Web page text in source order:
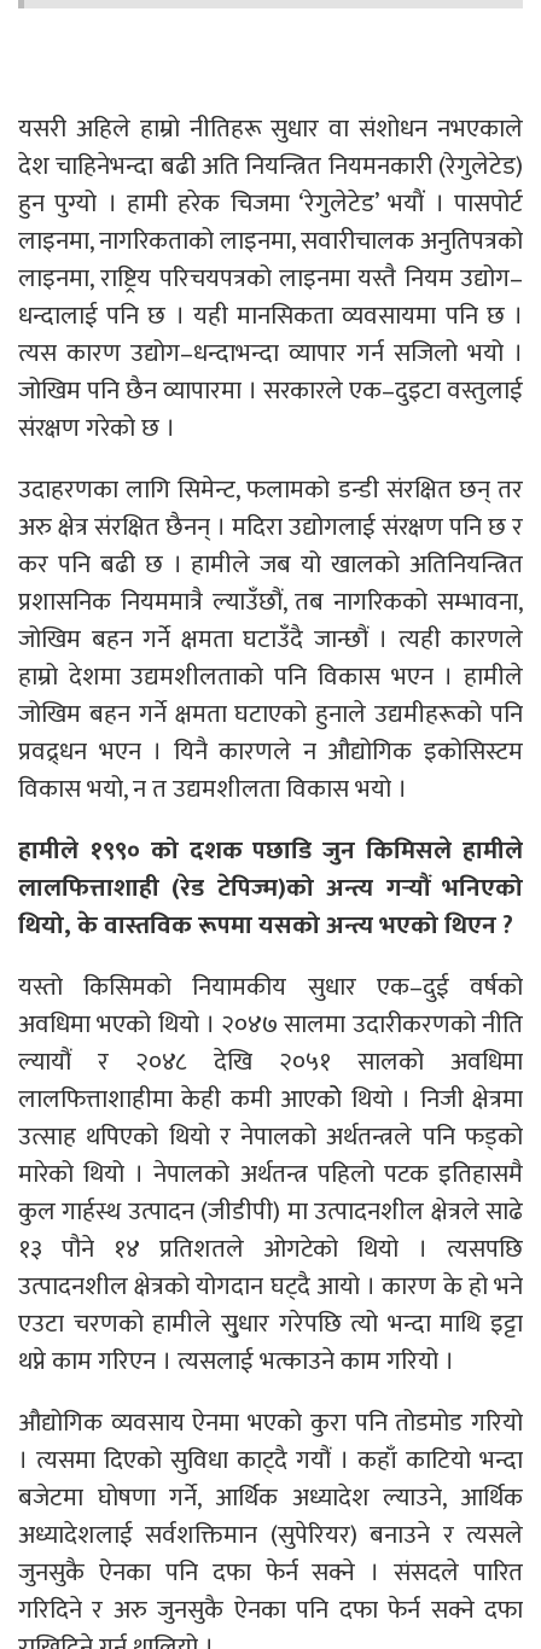
यसरी अहिले हाम्रो नीतिहरू सुधार वा संशोधन नभएकाले
देश चाहिनेभन्दा बढी अति नियन्त्रित नियमनकारी (रेगुलेटेड)
हुन पुग्यो । हामी हरेक चिजमा ‘रेगुलेटेड’ भयाैं । पासपोर्ट
लाइनमा, नागरिकताको लाइनमा, सवारीचालक अनुतिपत्रको
लाइनमा, राष्ट्रिय परिचयपत्रको लाइनमा यस्तै नियम उद्योग–
धन्दालाई पनि छ । यही मानसिकता व्यवसायमा पनि छ ।
त्यस कारण उद्योग–धन्दाभन्दा व्यापार गर्न सजिलो भयो ।
जोखिम पनि छैन व्यापारमा । सरकारले एक–दुइटा वस्तुलाई
संरक्षण गरेको छ ।
उदाहरणका लागि सिमेन्ट, फलामको डन्डी संरक्षित छन् तर
अरु क्षेत्र संरक्षित छैनन् । मदिरा उद्योगलाई संरक्षण पनि छ र
कर पनि बढी छ । हामीले जब यो खालको अतिनियन्त्रित
प्रशासनिक नियममात्रै ल्याउँछौं, तब नागरिकको सम्भावना,
जोखिम बहन गर्ने क्षमता घटाउँदै जान्छौं । त्यही कारणले
हाम्रो देशमा उद्यमशीलताको पनि विकास भएन । हामीले
जोखिम बहन गर्ने क्षमता घटाएको हुनाले उद्यमीहरूको पनि
प्रवद्र्धन भएन । यिनै कारणले न औद्योगिक इकोसिस्टम
विकास भयो, न त उद्यमशीलता विकास भयो ।
हामीले १९९० को दशक पछाडि जुन किमिसले हामीले
लालफित्ताशाही (रेड टेपिज्म)को अन्त्य गर्‍यौं भनिएको
थियो, के वास्तविक रूपमा यसको अन्त्य भएको थिएन ?
यस्तो किसिमको नियामकीय सुधार एक–दुई वर्षको
अवधिमा भएको थियो । २०४७ सालमा उदारीकरणको नीति
ल्यायौं र २०४८ देखि २०५१ सालको अवधिमा
लालफित्ताशाहीमा केही कमी आएकोे थियो । निजी क्षेत्रमा
उत्साह थपिएको थियो र नेपालको अर्थतन्त्रले पनि फड्को
मारेको थियो । नेपालको अर्थतन्त्र पहिलो पटक इतिहासमै
कुल गार्हस्थ उत्पादन (जीडीपी) मा उत्पादनशील क्षेत्रले साढे
१३ पौने १४ प्रतिशतले ओगटेको थियो । त्यसपछि
उत्पादनशील क्षेत्रको योगदान घट्दै आयो । कारण के हो भने
एउटा चरणको हामीले सु्धार गरेपछि त्यो भन्दा माथि इट्टा
थप्ने काम गरिएन । त्यसलाई भत्काउने काम गरियो ।
औद्योगिक व्यवसाय ऐनमा भएको कुरा पनि तोडमोड गरियो
। त्यसमा दिएको सुविधा काट्दै गयौं । कहाँ काटियो भन्दा
बजेटमा घोषणा गर्ने, आर्थिक अध्यादेश ल्याउने, आर्थिक
अध्यादेशलाई सर्वशक्तिमान (सुपेरियर) बनाउने र त्यसले
जुनसुकै ऐनका पनि दफा फेर्न सक्ने । संसदले पारित
गरिदिने र अरु जुनसुकै ऐनका पनि दफा फेर्न सक्ने दफा